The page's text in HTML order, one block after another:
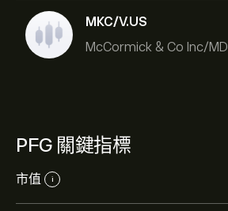
MKC/V.US
McCormick & Co Inc/MD
PFG 關鍵指標
市值 i